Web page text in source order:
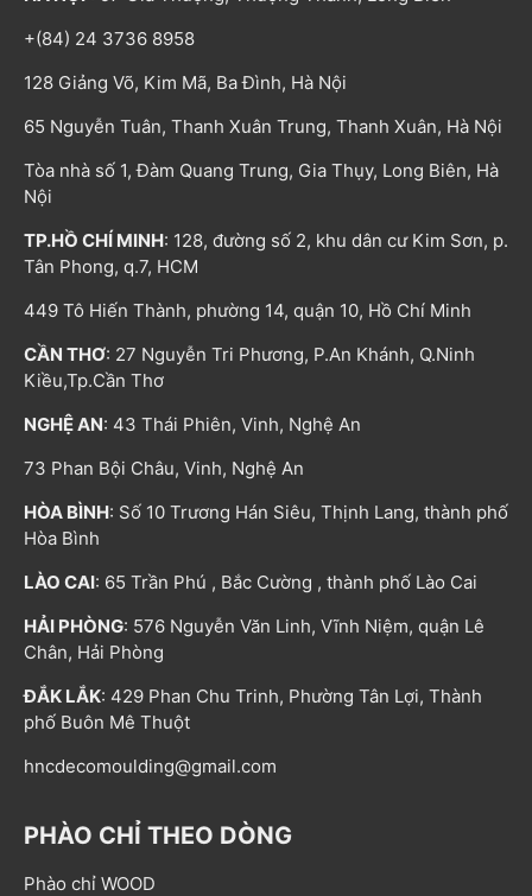
+(84) 24 3736 8958
128 Giảng Võ, Kim Mã, Ba Đình, Hà Nội
65 Nguyễn Tuân, Thanh Xuân Trung, Thanh Xuân, Hà Nội
Tòa nhà số 1, Đàm Quang Trung, Gia Thụy, Long Biên, Hà
Nội
TP.HỒ CHÍ MINH: 128, đường số 2, khu dân cư Kim Sơn, p.
Tân Phong, q.7, HCM
449 Tô Hiến Thành, phường 14, quận 10, Hồ Chí Minh
CẦN THƠ: 27 Nguyễn Tri Phương, P.An Khánh, Q.Ninh
Kiều,Tp.Cần Thơ
NGHỆ AN: 43 Thái Phiên, Vinh, Nghệ An
73 Phan Bội Châu, Vinh, Nghệ An
HÒA BÌNH: Số 10 Trương Hán Siêu, Thịnh Lang, thành phố
Hòa Bình
LÀO CAI: 65 Trần Phú , Bắc Cường , thành phố Lào Cai
HẢI PHÒNG: 576 Nguyễn Văn Linh, Vĩnh Niệm, quận Lê
Chân, Hải Phòng
ĐẮK LẮK: 429 Phan Chu Trinh, Phường Tân Lợi, Thành
phố Buôn Mê Thuột
hncdecomoulding@gmail.com
PHÀO CHỈ THEO DÒNG
Phào chỉ WOOD